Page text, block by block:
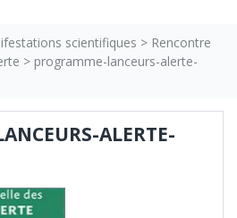
scientifiques > Rencontre
> programme-lanceurs-alerte-
ALERTE-